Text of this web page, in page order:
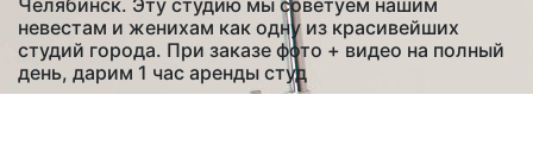
Челябинск. Эту студию мы советуем нашим
невестам и женихам как одну из красивейших
студий города. При заказе фото + видео на полный
день, дарим 1 час аренды студ